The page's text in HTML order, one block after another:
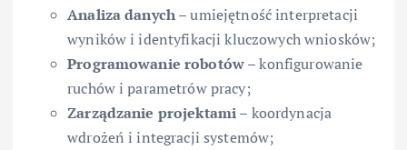
Analiza danych– umiejętność interpretacji
wyników i identyfikacji kluczowych wniosków;
Programowanie robotów– konfigurowanie
ruchów i parametrów pracy;
Zarządzanie projektami– koordynacja
wdrożeń i integracji systemów;